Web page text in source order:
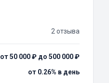
2 отзыва
от 50 000 ₽ до 500 000 ₽
от 0.26% в день